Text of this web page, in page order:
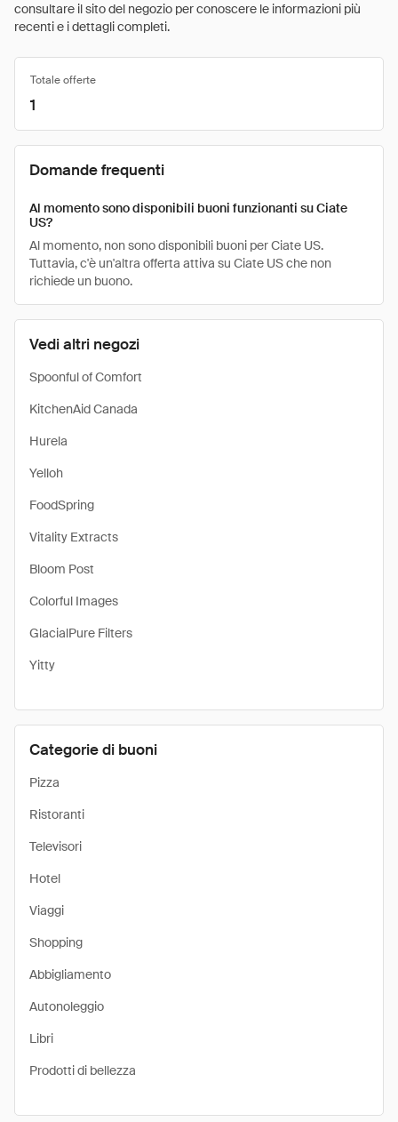
consultare il sito del negozio per conoscere le informazioni più
recenti e i dettagli completi.
Vedi altri negozi
Spoonful of Comfort
KitchenAid Canada
Hurela
Yelloh
FoodSpring
Vitality Extracts
Bloom Post
Colorful Images
GlacialPure Filters
Yitty
Categorie di buoni
Pizza
Ristoranti
Televisori
Hotel
Viaggi
Shopping
Abbigliamento
Autonoleggio
Libri
Prodotti di bellezza
Totale offerte
1
Domande frequenti
Al momento sono disponibili buoni funzionanti su Ciate
US?
Al momento, non sono disponibili buoni per Ciate US.
Tuttavia, c'è un'altra offerta attiva su Ciate US che non
richiede un buono.